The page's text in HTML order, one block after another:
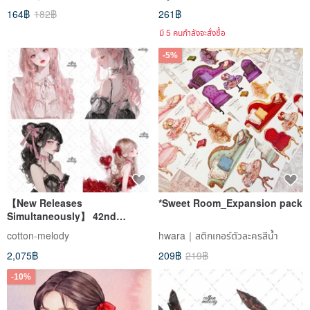
164฿ 182฿
261฿
มี 5 คนกำลังจะสั่งซื้อ
【New Releases
Simultaneously】 42nd
Collection Mix / 3 Designs
Each / cotton melody /
Character Stickers / Includes
Exclusive Novelty Item
cotton-melody
2,075฿
-5%
*Sweet Room_Expansion pack
hwara｜สติกเกอร์ตัวละครสีน้ำ
209฿ 219฿
-10%